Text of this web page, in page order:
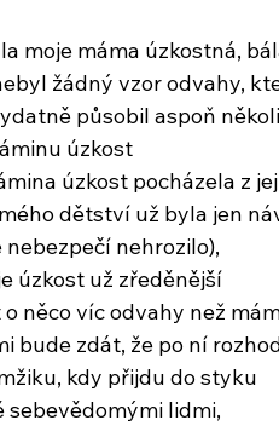
moje máma úzkostná,
žádný vzor odvahy,
působil aspoň
úzkost
úzkost pocházela z
dětství už byla jen
nebezpečí nehrozilo),
úzkost už zředěnější
něco víc odvahy než
bude zdát, že po ní
kdy přijdu do styku
sebevědomými lidmi,